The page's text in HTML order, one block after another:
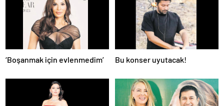
‘Boşanmak için evlenmedim’ Bu konser uyutacak!